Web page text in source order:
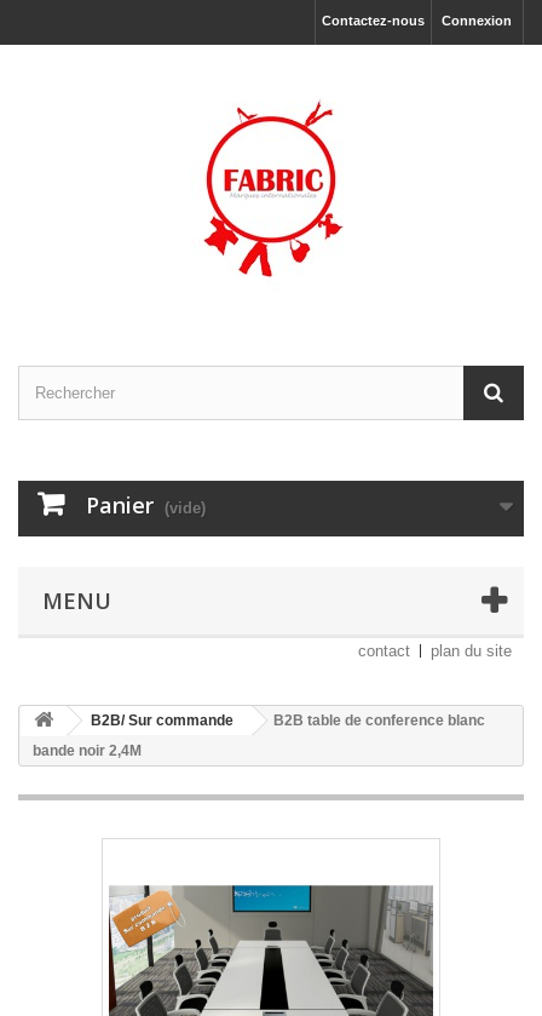
Connexion
Contactez-nous
Panier (vide)
MENU
contact plan du site
B2B/ Sur commande
B2B table de conference blanc
bande noir 2,4M